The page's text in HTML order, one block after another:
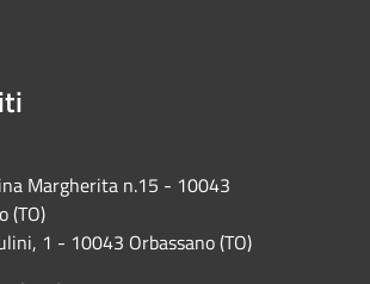
Margherita n.15 - 10043
(TO)
1 - 10043 Orbassano (TO)